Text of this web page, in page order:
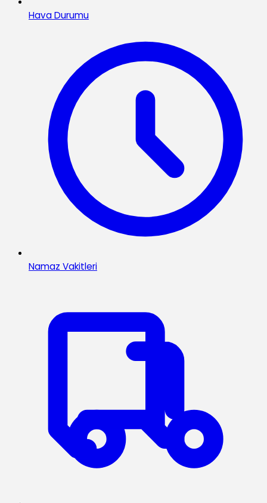
Hava Durumu
Namaz Vakitleri